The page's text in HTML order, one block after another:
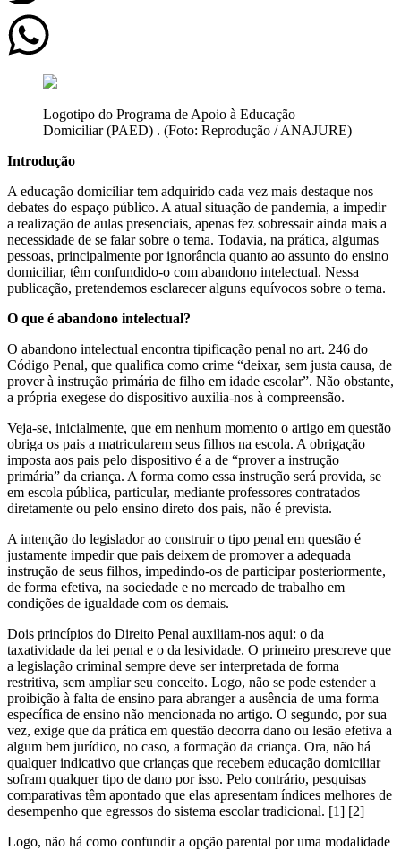
Logotipo do Programa de Apoio à Educação
Domiciliar (PAED) . (Foto: Reprodução / ANAJURE)
Introdução
A educação domiciliar tem adquirido cada vez mais destaque nos
debates do espaço público. A atual situação de pandemia, a impedir
a realização de aulas presenciais, apenas fez sobressair ainda mais a
necessidade de se falar sobre o tema. Todavia, na prática, algumas
pessoas, principalmente por ignorância quanto ao assunto do ensino
domiciliar, têm confundido-o com abandono intelectual. Nessa
publicação, pretendemos esclarecer alguns equívocos sobre o tema.
O que é abandono intelectual?
O abandono intelectual encontra tipificação penal no art. 246 do
Código Penal, que qualifica como crime “deixar, sem justa causa, de
prover à instrução primária de filho em idade escolar”. Não obstante,
a própria exegese do dispositivo auxilia-nos à compreensão.
Veja-se, inicialmente, que em nenhum momento o artigo em questão
obriga os pais a matricularem seus filhos na escola. A obrigação
imposta aos pais pelo dispositivo é a de “prover a instrução
primária” da criança. A forma como essa instrução será provida, se
em escola pública, particular, mediante professores contratados
diretamente ou pelo ensino direto dos pais, não é prevista.
A intenção do legislador ao construir o tipo penal em questão é
justamente impedir que pais deixem de promover a adequada
instrução de seus filhos, impedindo-os de participar posteriormente,
de forma efetiva, na sociedade e no mercado de trabalho em
condições de igualdade com os demais.
Dois princípios do Direito Penal auxiliam-nos aqui: o da
taxatividade da lei penal e o da lesividade. O primeiro prescreve que
a legislação criminal sempre deve ser interpretada de forma
restritiva, sem ampliar seu conceito. Logo, não se pode estender a
proibição à falta de ensino para abranger a ausência de uma forma
específica de ensino não mencionada no artigo. O segundo, por sua
vez, exige que da prática em questão decorra dano ou lesão efetiva a
algum bem jurídico, no caso, a formação da criança. Ora, não há
qualquer indicativo que crianças que recebem educação domiciliar
sofram qualquer tipo de dano por isso. Pelo contrário, pesquisas
comparativas têm apontado que elas apresentam índices melhores de
desempenho que egressos do sistema escolar tradicional. [1] [2]
Logo, não há como confundir a opção parental por uma modalidade